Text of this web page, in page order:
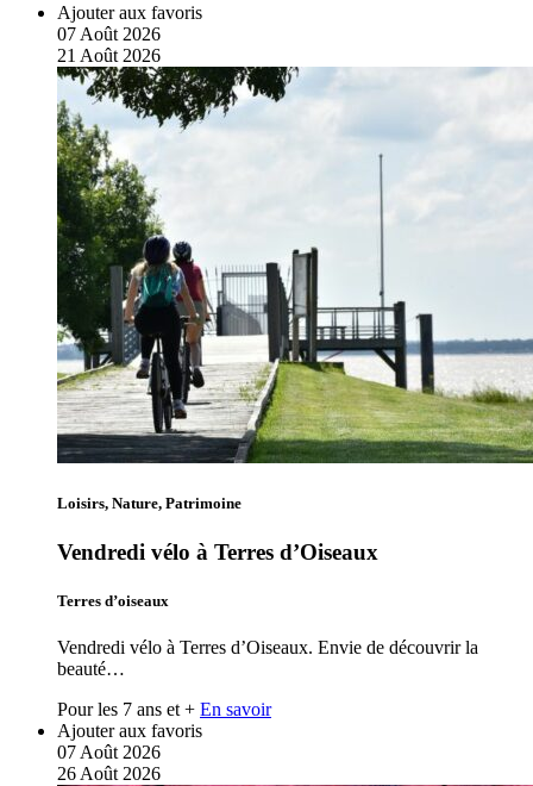
Ajouter aux favoris
07 Août 2026
21 Août 2026
Loisirs, Nature, Patrimoine
Vendredi vélo à Terres d’Oiseaux
Terres d’oiseaux
Vendredi vélo à Terres d’Oiseaux. Envie de découvrir la
beauté…
Pour les 7 ans et + En savoir
Ajouter aux favoris
07 Août 2026
26 Août 2026